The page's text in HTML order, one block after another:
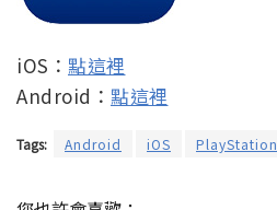
iOS： 點這裡
Android： 點這裡
Tags: Android iOS PlayStation